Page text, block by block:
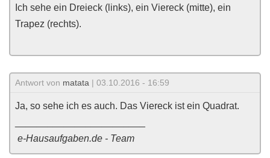
Ich sehe ein Dreieck (links), ein Viereck (mitte), ein
Trapez (rechts).
Antwort von matata | 03.10.2016 - 16:59
Ja, so sehe ich es auch. Das Viereck ist ein Quadrat.
e-Hausaufgaben.de - Team